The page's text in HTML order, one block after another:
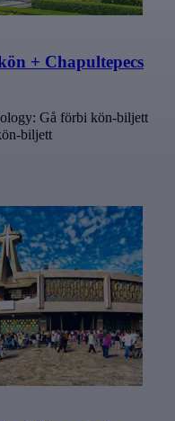
+ Chapultepecs
Gå förbi kön-biljett
biljett